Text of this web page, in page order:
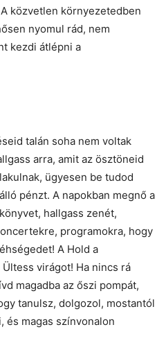
közvetlen környezetedben
nyomul rád, nem
kezdi átlépni a
talán soha nem voltak
arra, amit az ösztöneid
ügyesen be tudod
pénzt. A napokban megnő a
hallgass zenét,
programokra, hogy
A Hold a
virágot! Ha nincs rá
magadba az őszi pompát,
tanulsz, dolgozol, mostantól
és magas színvonalon